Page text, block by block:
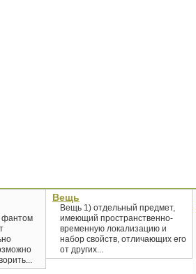
фантом
Вещь
Вещь 1) отдельный предмет,
имеющий пространственно-
временную локализацию и
набор свойств, отличающих его
от других...